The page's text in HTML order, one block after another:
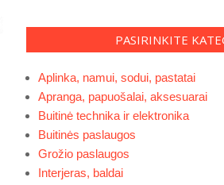
PASIRINKITE
Aplinka, namui, sodui, pastatai
Apranga, papuošalai, aksesuarai
Buitinė technika ir elektronika
Buitinės paslaugos
Grožio paslaugos
Interjeras, baldai